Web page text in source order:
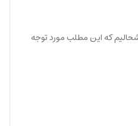
که این مطلب مورد توجه